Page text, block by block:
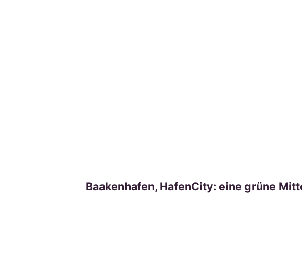
Baakenhafen, HafenCity: eine grüne